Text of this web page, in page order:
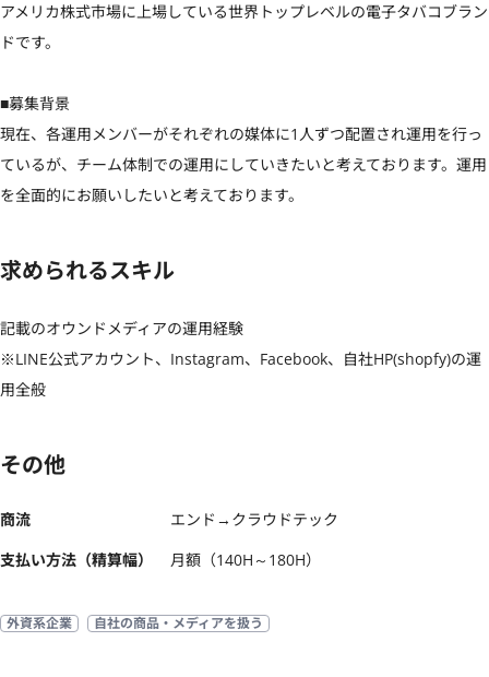
アメリカ株式市場に上場している世界トップレベルの電子タバコブラン
ドです。
■募集背景
現在、各運用メンバーがそれぞれの媒体に1人ずつ配置され運用を行っ
ているが、チーム体制での運用にしていきたいと考えております。運用
を全面的にお願いしたいと考えております。
求められるスキル
記載のオウンドメディアの運用経験
※LINE公式アカウント、Instagram、Facebook、自社HP(shopfy)の運
用全般
その他
商流
エンド→クラウドテック
支払い方法（精算幅）
月額（140H～180H）
外資系企業 自社の商品・メディアを扱う